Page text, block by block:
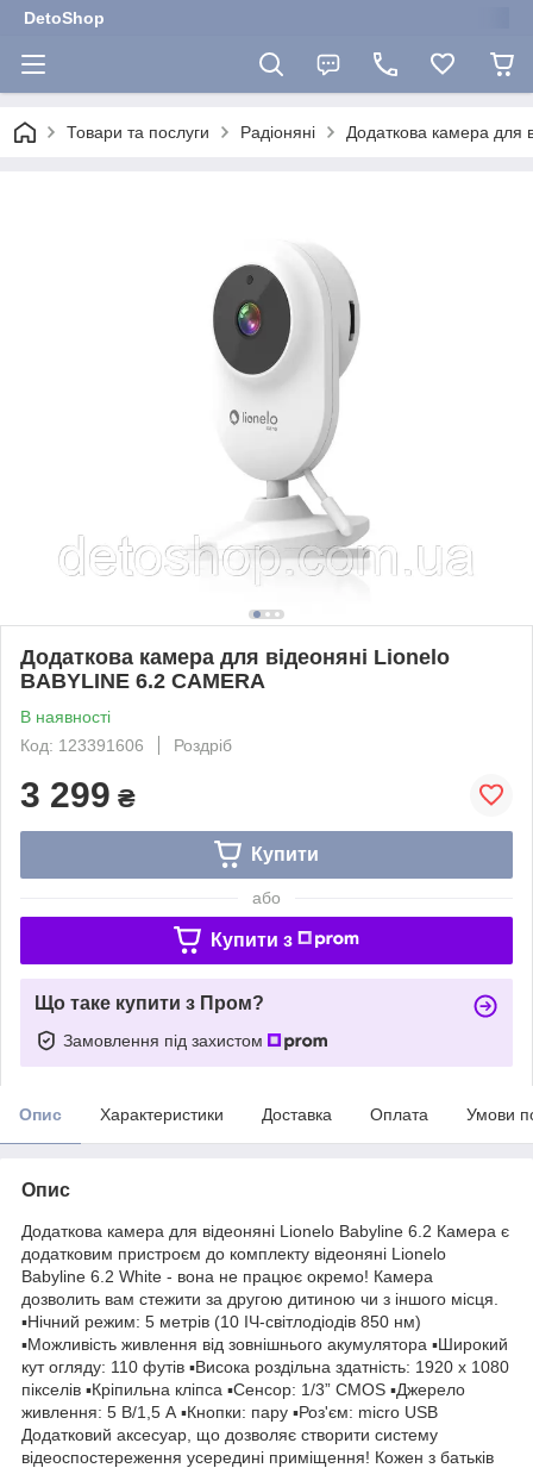
DetoShop
Товари та послуги Радіоняні Додаткова камера для
Додаткова камера для відеоняні Lionelo
BABYLINE 6.2 CAMERA
В наявності
Код: 123391606
Роздріб
3 299 ₴
Купити
або
Купити з
Що таке купити з Пром?
Замовлення під захистом
Опис Характеристики Доставка Оплата Умови
Опис
Додаткова камера для відеоняні Lionelo Babyline 6.2 Камера є
додатковим пристроєм до комплекту відеоняні Lionelo
Babyline 6.2 White - вона не працює окремо! Камера
дозволить вам стежити за другою дитиною чи з іншого місця.
▪️Нічний режим: 5 метрів (10 ІЧ-світлодіодів 850 нм)
▪️Можливість живлення від зовнішнього акумулятора ▪️Широкий
кут огляду: 110 футів ▪️Висока роздільна здатність: 1920 x 1080
пікселів ▪️Кріпильна кліпса ▪️Сенсор: 1/3” CMOS ▪️Джерело
живлення: 5 В/1,5 А ▪️Кнопки: пару ▪️Роз'єм: micro USB
Додатковий аксесуар, що дозволяє створити систему
відеоспостереження усередині приміщення! Кожен з батьків